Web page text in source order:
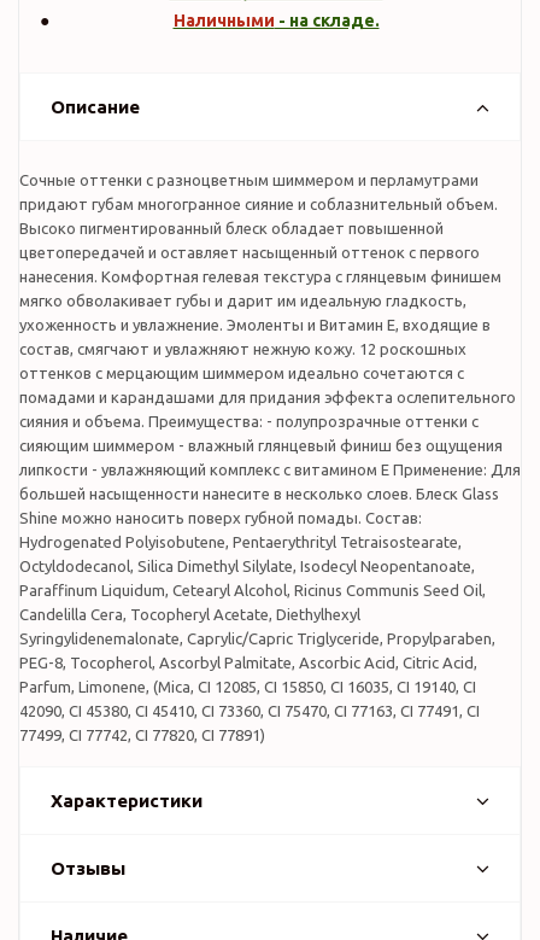
Наличными - на складе.
Описание
Сочные оттенки с разноцветным шиммером и перламутрами
придают губам многогранное сияние и соблазнительный объем.
Высоко пигментированный блеск обладает повышенной
цветопередачей и оставляет насыщенный оттенок с первого
нанесения. Комфортная гелевая текстура с глянцевым финишем
мягко обволакивает губы и дарит им идеальную гладкость,
ухоженность и увлажнение. Эмоленты и Витамин Е, входящие в
состав, смягчают и увлажняют нежную кожу. 12 роскошных
оттенков с мерцающим шиммером идеально сочетаются с
помадами и карандашами для придания эффекта ослепительного
сияния и объема. Преимущества: - полупрозрачные оттенки с
сияющим шиммером - влажный глянцевый финиш без ощущения
липкости - увлажняющий комплекс с витамином Е Применение: Для
большей насыщенности нанесите в несколько слоев. Блеск Glass
Shine можно наносить поверх губной помады. Состав:
Hydrogenated Polyisobutene, Pentaerythrityl Tetraisostearate,
Octyldodecanol, Silica Dimethyl Silylate, Isodecyl Neopentanoate,
Paraffinum Liquidum, Cetearyl Alcohol, Ricinus Communis Seed Oil,
Candelilla Cera, Tocopheryl Acetate, Diethylhexyl
Syringylidenemalonate, Caprylic/Capric Triglyceride, Propylparaben,
PEG-8, Tocopherol, Ascorbyl Palmitate, Ascorbic Acid, Citric Acid,
Parfum, Limonene, (Mica, CI 12085, CI 15850, CI 16035, CI 19140, CI
42090, CI 45380, CI 45410, CI 73360, CI 75470, CI 77163, CI 77491, CI
77499, CI 77742, CI 77820, CI 77891)
Характеристики
Отзывы